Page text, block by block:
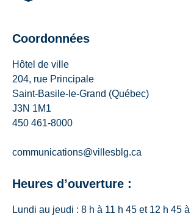
Coordonnées
Hôtel de ville
204, rue Principale
Saint-Basile-le-Grand (Québec)
J3N 1M1
450 461-8000
communications@villesblg.ca
Heures d’ouverture :
Lundi au jeudi : 8 h à 11 h 45 et 12 h 45